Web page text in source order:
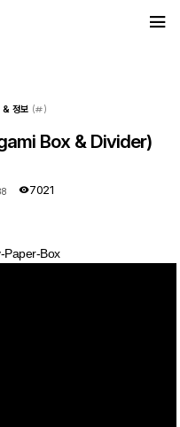
& 정보 ( )
Box & Divider)
7021
Paper-Box